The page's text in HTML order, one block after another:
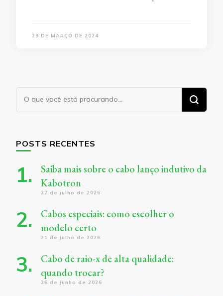
29 DE MARÇO DE 2024
Procurando
algo?
POSTS RECENTES
Saiba mais sobre o cabo lanço indutivo da
Kabotron
27 de julho de 2026
Cabos especiais: como escolher o
modelo certo
21 de julho de 2026
Cabo de raio-x de alta qualidade:
quando trocar?
26 de junho de 2026